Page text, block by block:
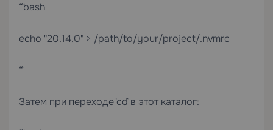
“`bash
echo "20.14.0" > /path/to/your/project/.nvmrc
“`
Затем при переходе `cd` в этот каталог: